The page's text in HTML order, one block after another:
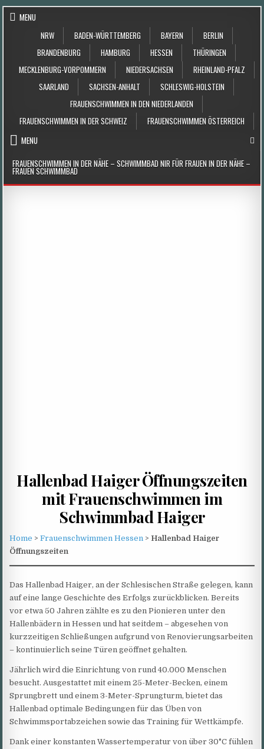
Skip to content
MENU
NRW
BADEN-WÜRTTEMBERG BAYERN
BERLIN
BRANDENBURG
HAMBURG HESSEN
THÜRINGEN
MECKLENBURG-VORPOMMERN
NIEDERSACHSEN
RHEINLAND-PFALZ
SAARLAND
SACHSEN-ANHALT
SCHLESWIG-HOLSTEIN
FRAUENSCHWIMMEN IN DEN NIEDERLANDEN
FRAUENSCHWIMMEN IN DER SCHWEIZ
FRAUENSCHWIMMEN ÖSTERREICH
MENU
FRAUENSCHWIMMEN IN DER NÄHE – SCHWIMMBAD NIR FÜR FRAUEN IN DER NÄHE –
FRAUEN SCHWIMMBAD
Hallenbad Haiger Öffnungszeiten
mit Frauenschwimmen im
Schwimmbad Haiger
Home >Frauenschwimmen Hessen > Hallenbad Haiger
Öffnungszeiten
Das Hallenbad Haiger, an der Schlesischen Straße gelegen, kann
auf eine lange Geschichte des Erfolgs zurückblicken. Bereits
vor etwa 50 Jahren zählte es zu den Pionieren unter den
Hallenbädern in Hessen und hat seitdem – abgesehen von
kurzzeitigen Schließungen aufgrund von Renovierungsarbeiten
– kontinuierlich seine Türen geöffnet gehalten.
Jährlich wird die Einrichtung von rund 40.000 Menschen
besucht. Ausgestattet mit einem 25-Meter-Becken, einem
Sprungbrett und einem 3-Meter-Sprungturm, bietet das
Hallenbad optimale Bedingungen für das Üben von
Schwimmsportabzeichen sowie das Training für Wettkämpfe.
Dank einer konstanten Wassertemperatur von über 30°C fühlen